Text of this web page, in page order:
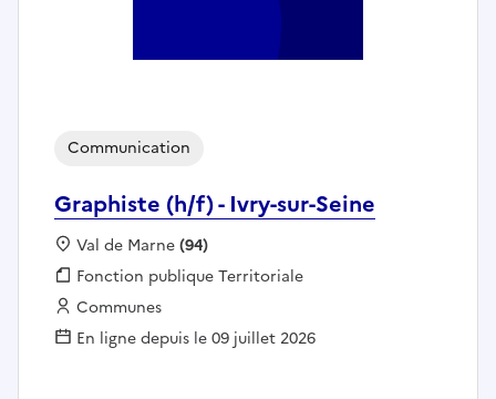
Graphiste (h/f) - Ivry-sur-Seine
Communication
Localisation :
Val de Marne(94)
Fonction publique :
Fonction publique Territoriale
Employeur :
Communes
En ligne depuis le 09 juillet 2026